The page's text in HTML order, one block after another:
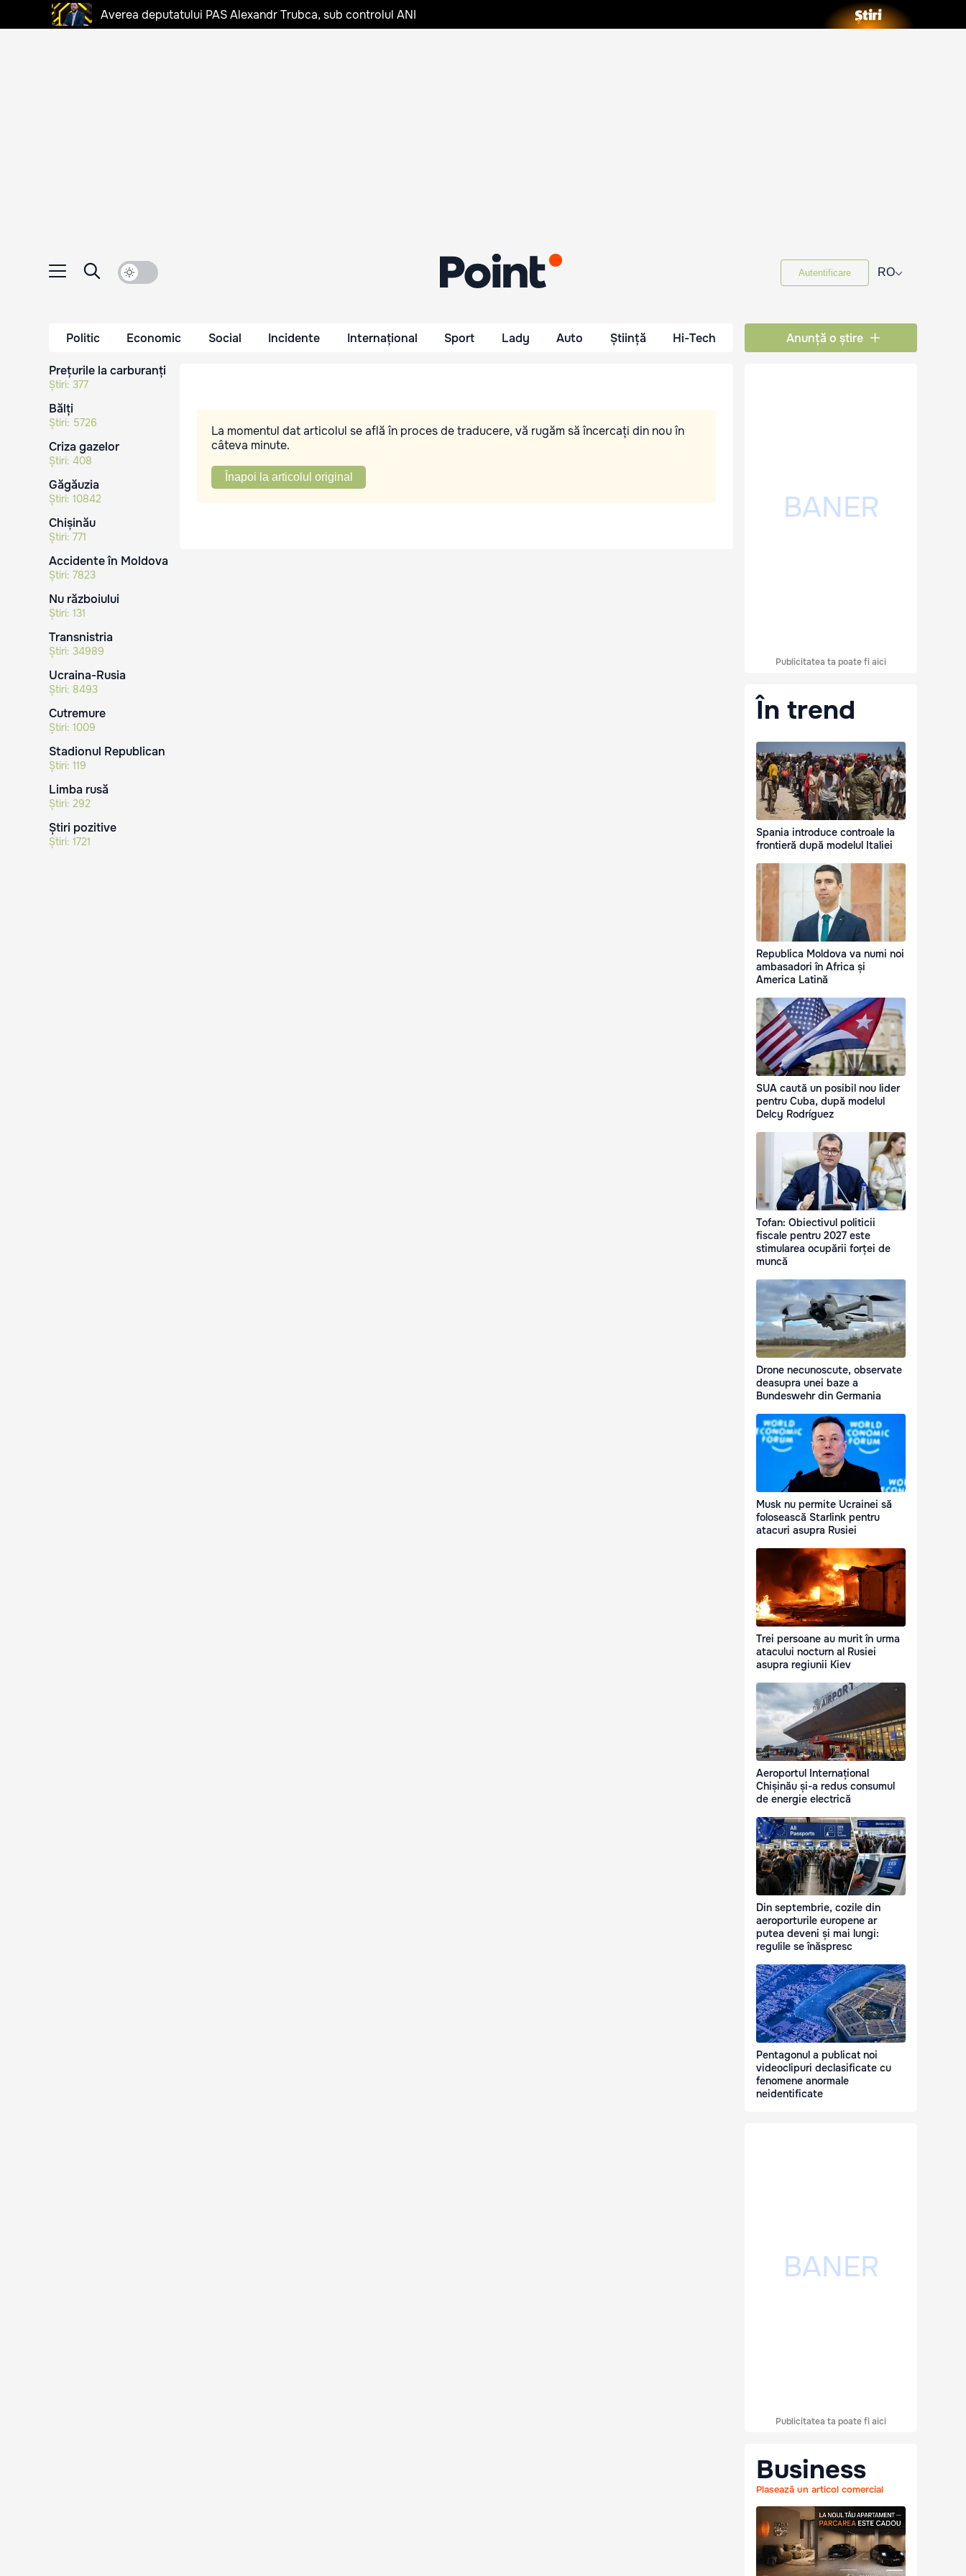
Averea deputatului PAS Alexandr Trubca, sub controlul ANI
Autentificare RO⌵
Politic Economic Social Incidente Internațional Sport Lady Auto Știință Hi-Tech Anunță o știre
Prețurile la carburanți
Știri: 377
Bălți
Știri: 5726
Criza gazelor
Știri: 408
Găgăuzia
Știri: 10842
Chișinău
Știri: 771
Accidente în Moldova
Știri: 7823
Nu războiului
Știri: 131
Transnistria
Știri: 34989
Ucraina-Rusia
Știri: 8493
Cutremure
Știri: 1009
Stadionul Republican
Știri: 119
Limba rusă
Știri: 292
Știri pozitive
Știri: 1721
La momentul dat articolul se află în proces de traducere, vă rugăm să încercați din nou în
câteva minute.
Înapoi la articolul original
Publicitatea ta poate fi aici
În trend
Spania introduce controale la
frontieră după modelul Italiei
Republica Moldova va numi noi
ambasadori în Africa și
America Latină
SUA caută un posibil nou lider
pentru Cuba, după modelul
Delcy Rodríguez
Tofan: Obiectivul politicii
fiscale pentru 2027 este
stimularea ocupării forței de
muncă
Drone necunoscute, observate
deasupra unei baze a
Bundeswehr din Germania
Musk nu permite Ucrainei să
folosească Starlink pentru
atacuri asupra Rusiei
Trei persoane au murit în urma
atacului nocturn al Rusiei
asupra regiunii Kiev
Aeroportul Internațional
Chișinău și-a redus consumul
de energie electrică
Din septembrie, cozile din
aeroporturile europene ar
putea deveni și mai lungi:
regulile se înăspresc
Pentagonul a publicat noi
videoclipuri declasificate cu
fenomene anormale
neidentificate
Publicitatea ta poate fi aici
Business
Plasează un articol comercial